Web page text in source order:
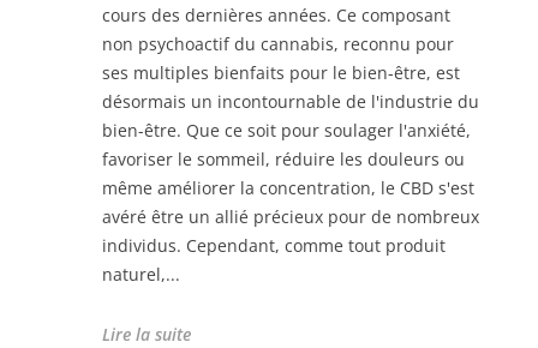
cours des dernières années. Ce composant
non psychoactif du cannabis, reconnu pour
ses multiples bienfaits pour le bien-être, est
désormais un incontournable de l'industrie du
bien-être. Que ce soit pour soulager l'anxiété,
favoriser le sommeil, réduire les douleurs ou
même améliorer la concentration, le CBD s'est
avéré être un allié précieux pour de nombreux
individus. Cependant, comme tout produit
naturel,...
Lire la suite